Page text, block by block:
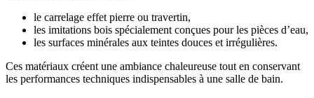
le carrelage effet pierre ou travertin,
les imitations bois spécialement conçues pour les pièces d’eau,
les surfaces minérales aux teintes douces et irrégulières.
Ces matériaux créent une ambiance chaleureuse tout en conservant
les performances techniques indispensables à une salle de bain.